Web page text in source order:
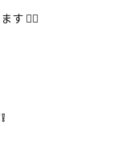
す🙆‍♀️